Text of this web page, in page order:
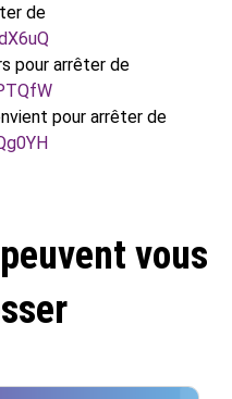
de
pour arrêter de
pour arrêter de
vous